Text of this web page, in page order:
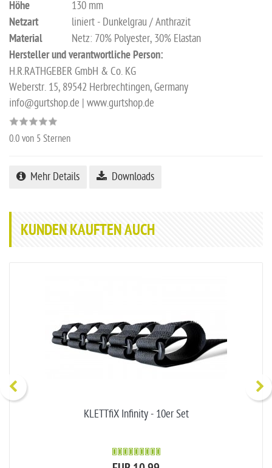
Höhe 130 mm
Netzart liniert - Dunkelgrau / Anthrazit
Material Netz: 70% Polyester, 30% Elastan
Hersteller und verantwortliche Person:
H.R.RATHGEBER GmbH & Co. KG
Weberstr. 15, 89542 Herbrechtingen, Germany
info@gurtshop.de | www.gurtshop.de
0.0 von 5 Sternen
Mehr Details Downloads
KUNDEN KAUFTEN AUCH
KLETTfiX Infinity - 10er Set